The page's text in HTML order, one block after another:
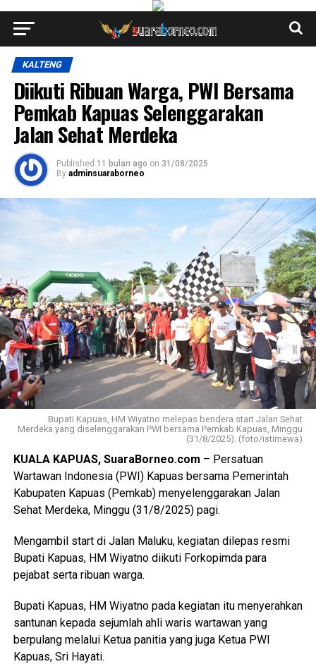
KALTENG
Diikuti Ribuan Warga, PWI Bersama
Pemkab Kapuas Selenggarakan
Jalan Sehat Merdeka
Published 11 bulan ago on 31/08/2025
By adminsuaraborneo
Bupati Kapuas, HM Wiyatno melepas bendera start Jalan Sehat
Merdeka yang diselenggarakan PWI bersama Pemkab Kapuas, Minggu
(31/8/2025). (foto/istimewa)
KUALA KAPUAS, SuaraBorneo.com – Persatuan
Wartawan Indonesia (PWI) Kapuas bersama Pemerintah
Kabupaten Kapuas (Pemkab) menyelenggarakan Jalan
Sehat Merdeka, Minggu (31/8/2025) pagi.
Mengambil start di Jalan Maluku, kegiatan dilepas resmi
Bupati Kapuas, HM Wiyatno diikuti Forkopimda para
pejabat serta ribuan warga.
Bupati Kapuas, HM Wiyatno pada kegiatan itu menyerahkan
santunan kepada sejumlah ahli waris wartawan yang
berpulang melalui Ketua panitia yang juga Ketua PWI
Kapuas, Sri Hayati.